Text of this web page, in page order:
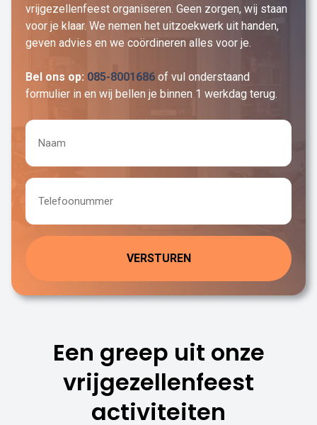
vrijgezellenfeest organiseren. Geen zorgen, wij staan
voor je klaar. We nemen het uitzoekwerk uit handen,
geven advies en we coördineren alles voor je.
Bel ons op: 085-8001686 of vul onderstaand
formulier in en wij bellen je binnen 1 werkdag terug.
Naam
Telefoon
Een greep uit onze
vrijgezellenfeest
activiteiten